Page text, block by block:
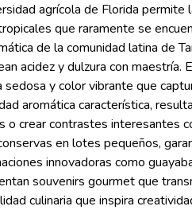
agrícola de Florida
que raramente se
de la comunidad latina de
acidez y dulzura con
y color vibrante que
aromática característica,
o crear contrastes interesantes
en lotes pequeños,
innovadoras como
souvenirs gourmet que
culinaria que inspira